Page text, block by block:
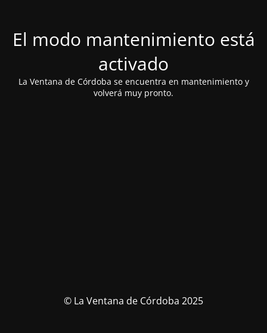
El modo mantenimiento está
activado
La Ventana de Córdoba se encuentra en mantenimiento y
volverá muy pronto.
© La Ventana de Córdoba 2025